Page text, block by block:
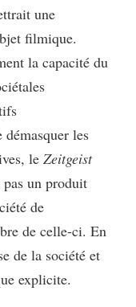
une
filmique.
la capacité du
les
le Zeitgeist
pas un produit
de
de celle-ci. En
de la société et
explicite.